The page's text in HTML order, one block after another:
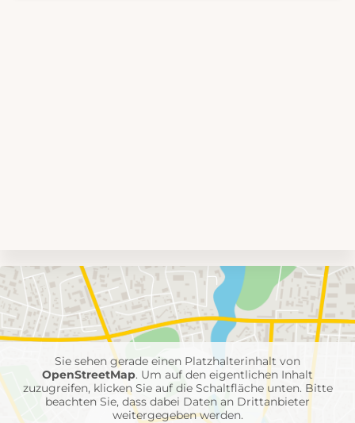
Umgebungskarte
mit
Feuerwehr-
Einheiten
Sie sehen gerade einen Platzhalterinhalt von
OpenStreetMap. Um auf den eigentlichen Inhalt
zuzugreifen, klicken Sie auf die Schaltfläche unten. Bitte
beachten Sie, dass dabei Daten an Drittanbieter
weitergegeben werden.